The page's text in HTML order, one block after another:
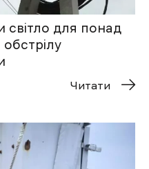
світло для понад
Читати